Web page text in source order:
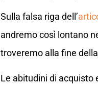
Sulla falsa riga dell’
andremo così lontano
troveremo alla fine
Le abitudini di acquisto